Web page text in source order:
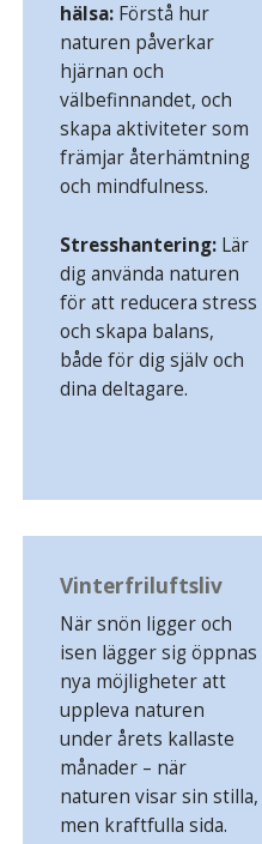
hälsa:Förstå hur
naturen påverkar
hjärnan och
välbefinnandet, och
skapa aktiviteter som
främjar återhämtning
och mindfulness.
Stresshantering:Lär
dig använda naturen
för att reducera stress
och skapa balans,
både för dig själv och
dina deltagare.
Vinterfriluftsliv
När snön ligger och
isen lägger sig öppnas
nya möjligheter att
uppleva naturen
under årets kallaste
månader – när
naturen visar sin stilla,
men kraftfulla sida.